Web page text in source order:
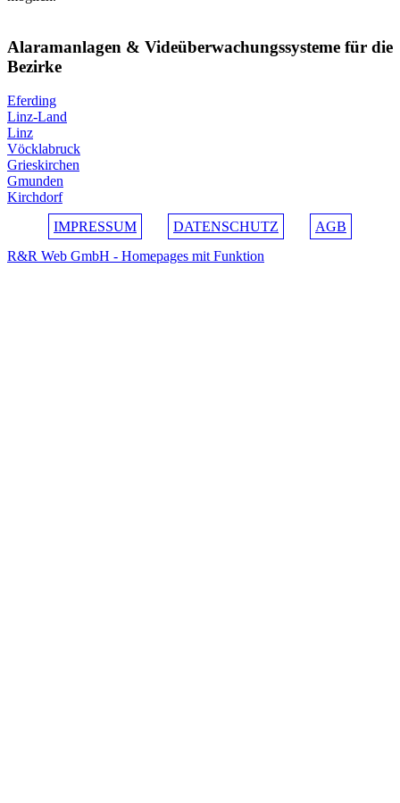
Alaramanlagen & Videüberwachungssysteme für die
Bezirke
Eferding
Linz-Land
Linz
Vöcklabruck
Grieskirchen
Gmunden
Kirchdorf
IMPRESSUM
DATENSCHUTZ
AGB
R&R Web GmbH - Homepages mit Funktion